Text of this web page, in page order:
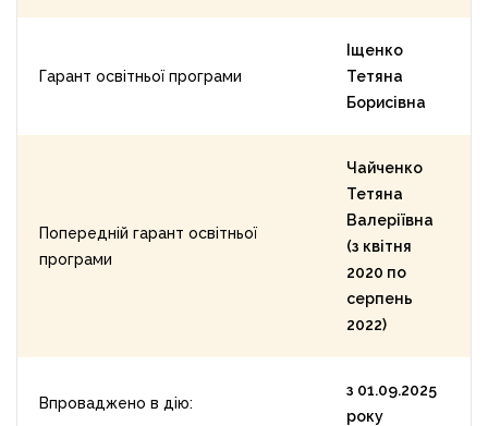
Гарант освітньої програми
Іщенко
Тетяна
Борисівна
Попередній гарант освітньої
програми
Чайченко
Тетяна
Валеріївна
(з квітня
2020 по
серпень
2022)
Впроваджено в дію:
з 01.09.2025
року